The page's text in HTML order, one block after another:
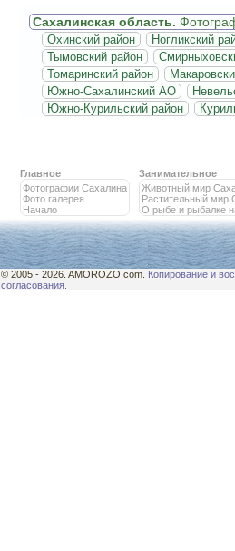
Сахалинская область.
Охинский район
Ногликский
Тымовский район
Томаринский район
Южно-Сахалинский АО
Южно-Курильский район
Главное
Фотографии Сахалина
Фото галерея
Начало
Занимательное
Животный мир
Растительный мир
О рыбе и рыбалке
© 2005 - 2026. AMOROZO.com. Копирование и
согласования.